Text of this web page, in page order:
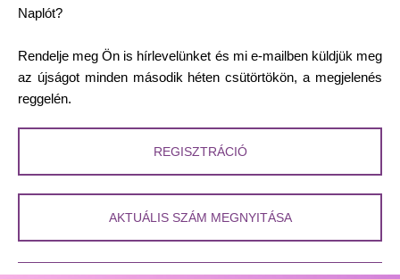
Naplót?
Rendelje meg Ön is hírlevelünket és mi e-mailben küldjük meg
az újságot minden második héten csütörtökön, a megjelenés
reggelén.
REGISZTRÁCIÓ
AKTUÁLIS SZÁM MEGNYITÁSA